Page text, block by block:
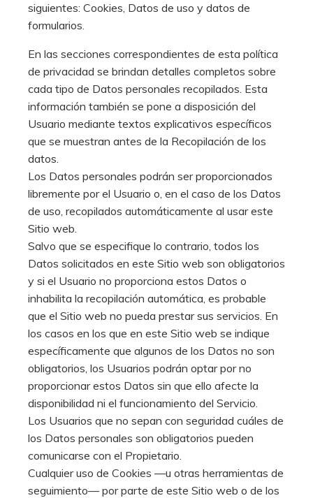
siguientes: Cookies, Datos de uso y datos de
formularios.
En las secciones correspondientes de esta política
de privacidad se brindan detalles completos sobre
cada tipo de Datos personales recopilados. Esta
información también se pone a disposición del
Usuario mediante textos explicativos específicos
que se muestran antes de la Recopilación de los
datos.
Los Datos personales podrán ser proporcionados
libremente por el Usuario o, en el caso de los Datos
de uso, recopilados automáticamente al usar este
Sitio web.
Salvo que se especifique lo contrario, todos los
Datos solicitados en este Sitio web son obligatorios
y si el Usuario no proporciona estos Datos o
inhabilita la recopilación automática, es probable
que el Sitio web no pueda prestar sus servicios. En
los casos en los que en este Sitio web se indique
específicamente que algunos de los Datos no son
obligatorios, los Usuarios podrán optar por no
proporcionar estos Datos sin que ello afecte la
disponibilidad ni el funcionamiento del Servicio.
Los Usuarios que no sepan con seguridad cuáles de
los Datos personales son obligatorios pueden
comunicarse con el Propietario.
Cualquier uso de Cookies —u otras herramientas de
seguimiento— por parte de este Sitio web o de los